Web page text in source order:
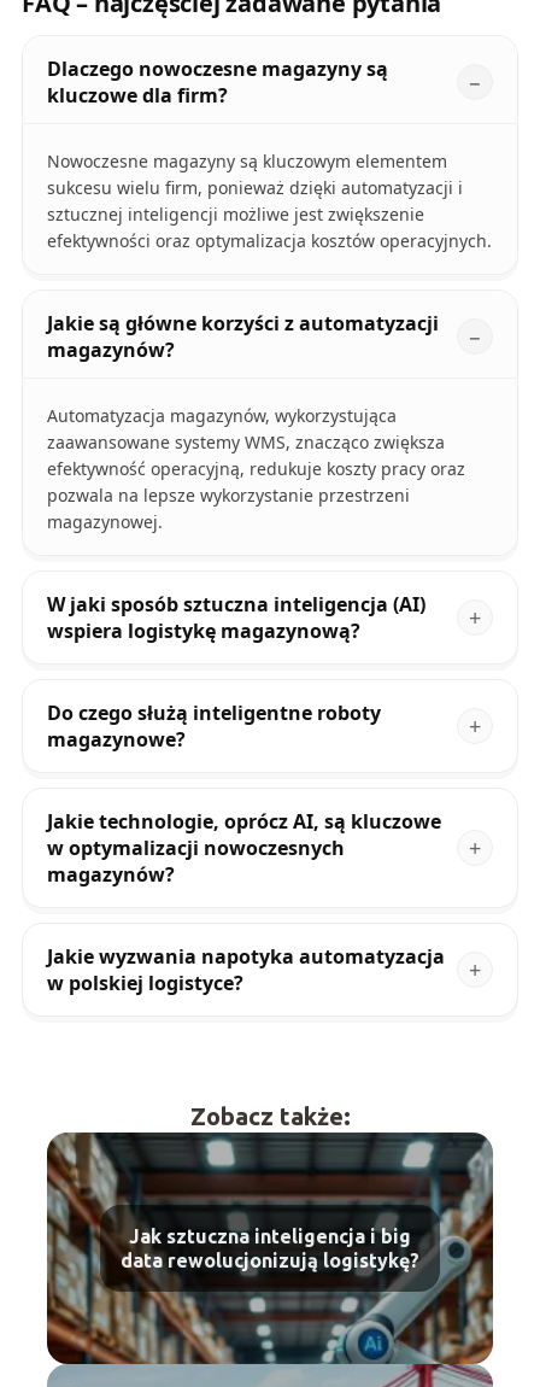
Dlaczego nowoczesne magazyny są
kluczowe dla firm?
Nowoczesne magazyny są kluczowym elementem
sukcesu wielu firm, ponieważ dzięki automatyzacji i
sztucznej inteligencji możliwe jest zwiększenie
efektywności oraz optymalizacja kosztów operacyjnych.
Jakie są główne korzyści z automatyzacji
magazynów?
Automatyzacja magazynów, wykorzystująca
zaawansowane systemy WMS, znacząco zwiększa
efektywność operacyjną, redukuje koszty pracy oraz
pozwala na lepsze wykorzystanie przestrzeni
magazynowej.
W jaki sposób sztuczna inteligencja (AI)
wspiera logistykę magazynową?
Do czego służą inteligentne roboty
magazynowe?
Jakie technologie, oprócz AI, są kluczowe
w optymalizacji nowoczesnych
magazynów?
Jakie wyzwania napotyka automatyzacja
w polskiej logistyce?
Zobacz także:
Jak sztuczna inteligencja i big
data rewolucjonizują logistykę?